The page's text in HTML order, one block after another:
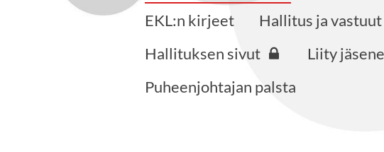
EKL:n kirjeet
Hallitus ja vastuut
Hallituksen sivut
Liity
Puheenjohtajan palsta